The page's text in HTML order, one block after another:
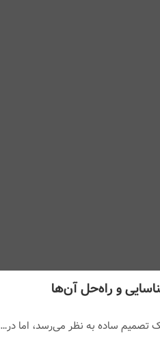
تصمیم ساده به نظر می‌رسد، اما در…